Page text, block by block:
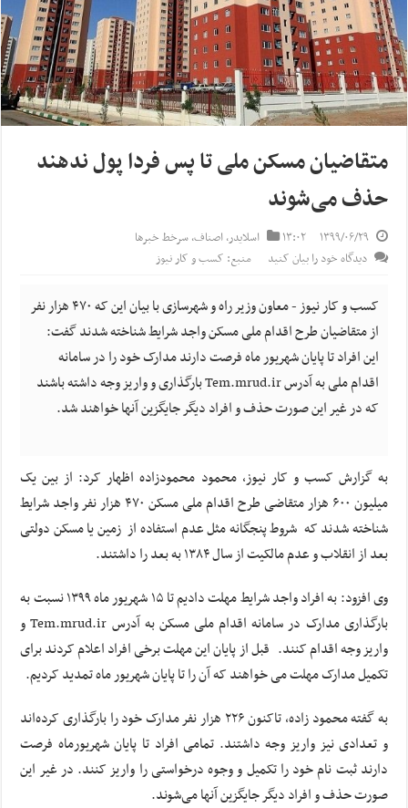
متقاضیان مسکن ملی تا پس فردا پول ندهند
حذف می‌شوند
۱۳۹۹/۰۶/۲۹ ۱۳:۰۲ اسلایدر,اصناف,سرخط خبرها
دیدگاه خود را بیان کنید
منبع: کسب و کار نیوز
کسب و کار نیوز - معاون وزیر راه و شهرسازی با بیان این که ۴۷۰ هزار نفر
از متقاضیان طرح اقدام ملی مسکن واجد شرایط شناخته شدند گفت:
این افراد تا پایان شهریور ماه فرصت دارند مدارک خود را در سامانه
اقدام ملی به آدرس Tem.mrud.ir بارگذاری و واریز وجه داشته باشند
که در غیر این صورت حذف و افراد دیگر جایگزین آنها خواهند شد.
به گزارش کسب و کار نیوز، محمود محمودزاده اظهار کرد: از بین یک
میلیون ۶۰۰ هزار متقاضی طرح اقدام ملی مسکن ۴۷۰ هزار نفر واجد شرایط
شناخته شدند که شروط پنجگانه مثل عدم استفاده از زمین یا مسکن دولتی
بعد از انقلاب و عدم مالکیت از سال ۱۳۸۴ به بعد را داشتند.
وی افزود: به افراد واجد شرایط مهلت دادیم تا ۱۵ شهریور ماه ۱۳۹۹ نسبت به
بارگذاری مدارک در سامانه اقدام ملی مسکن به آدرس Tem.mrud.ir و
واریز وجه اقدام کنند. قبل از پایان این مهلت برخی افراد اعلام کردند برای
تکمیل مدارک مهلت می خواهند که آن را تا پایان شهریور ماه تمدید کردیم.
به گفته محمود زاده، تاکنون ۲۲۶ هزار نفر مدارک خود را بارگذاری کرده‌اند
و تعدادی نیز واریز وجه داشتند. تمامی افراد تا پایان شهریورماه فرصت
دارند ثبت نام خود را تکمیل و وجوه درخواستی را واریز کنند. در غیر این
صورت حذف و افراد دیگر جایگزین آنها می‌شوند.